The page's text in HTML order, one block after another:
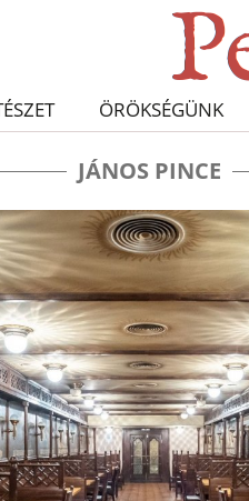
ÖRÖKSÉGÜNK
JÁNOS PINCE